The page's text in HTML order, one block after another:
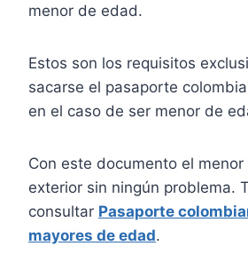
menor de edad.
Estos son los requisitos
sacarse el pasaporte
en el caso de ser menor de
Con este documento el
exterior sin ningún problema.
consultar Pasaporte
mayores de edad.